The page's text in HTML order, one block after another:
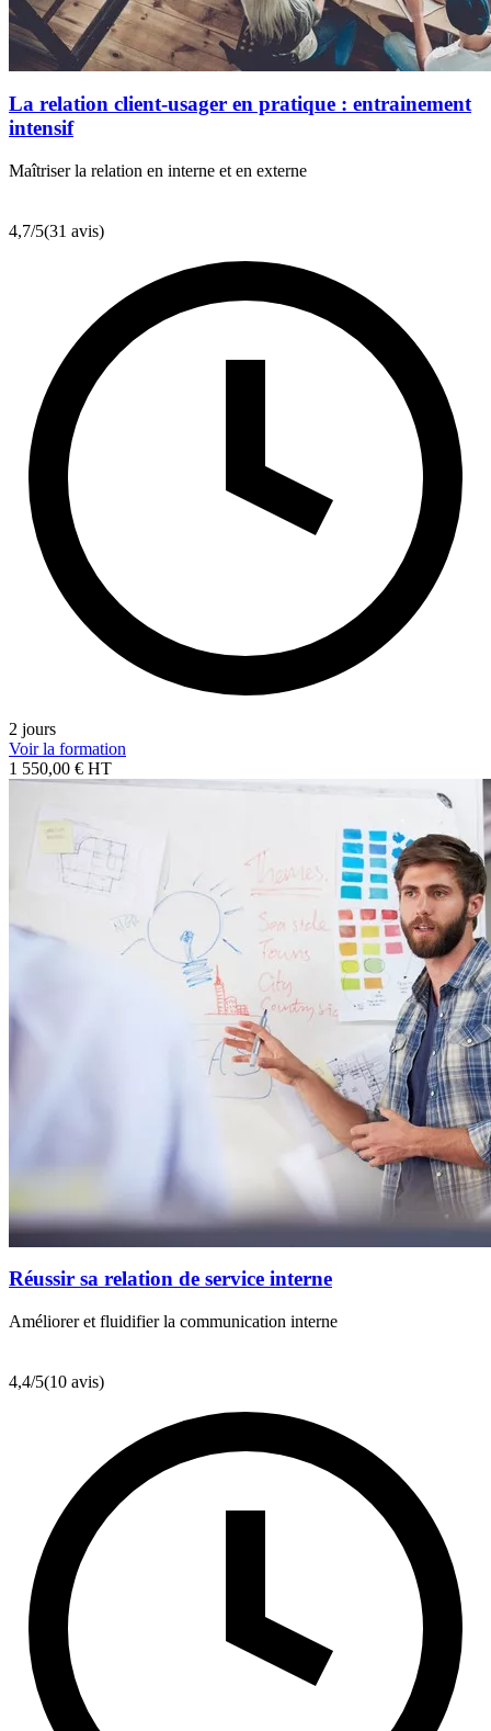
La relation client-usager en pratique : entrainement
intensif
Maîtriser la relation en interne et en externe
4,7/5(31 avis)
2 jours
Voir la formation
1 550,00 € HT
Réussir sa relation de service interne
Améliorer et fluidifier la communication interne
4,4/5(10 avis)